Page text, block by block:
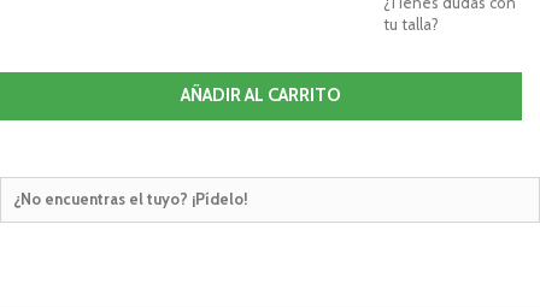
tu talla?
AÑADIR AL CARRITO
¿No encuentras el tuyo? ¡Pídelo!